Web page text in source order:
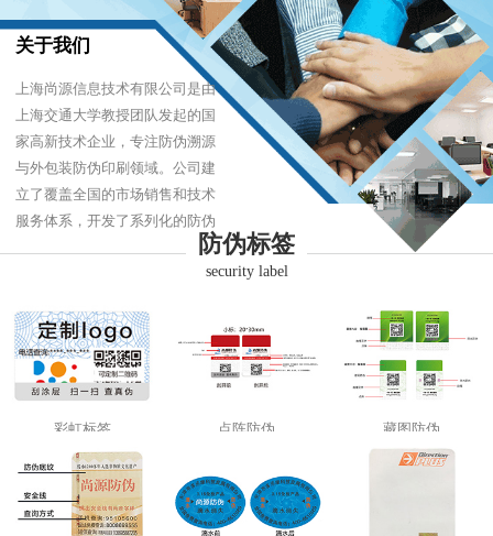
关于我们
上海尚源信息技术有限公司是由
上海交通大学教授团队发起的国
家高新技术企业，专注防伪溯源
与外包装防伪印刷领域。公司建
立了覆盖全国的市场销售和技术
服务体系，开发了系列化的防伪
产品，以难仿制、易识别、优成
本的技术，经受住了市场的严酷
防伪标签
security label
彩虹标签 点阵防伪 藏图防伪